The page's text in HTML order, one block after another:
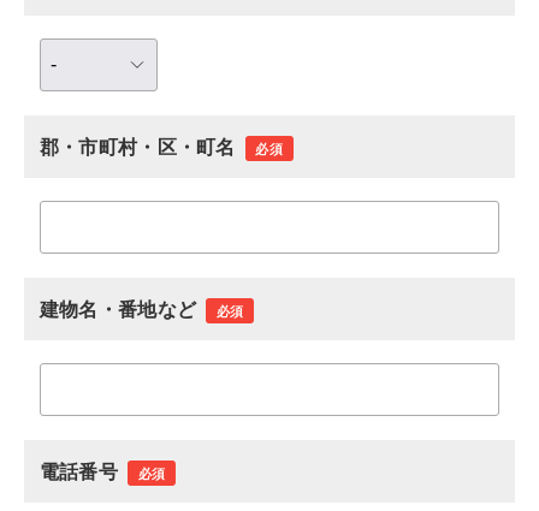
郡・市町村・区・町名 必須
建物名・番地など 必須
電話番号 必須